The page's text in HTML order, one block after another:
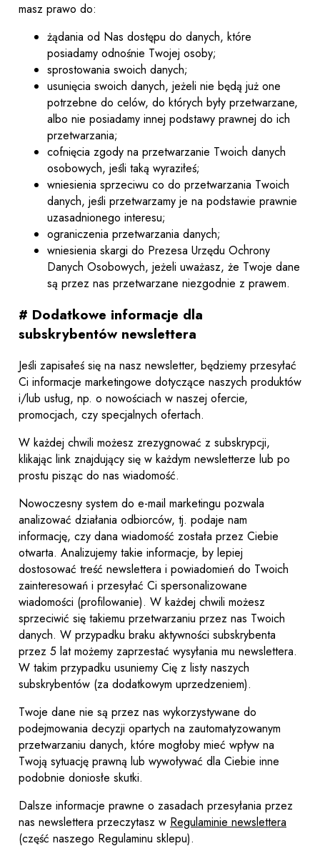
masz prawo do:
żądania od Nas dostępu do danych, które
posiadamy odnośnie Twojej osoby;
sprostowania swoich danych;
usunięcia swoich danych, jeżeli nie będą już one
potrzebne do celów, do których były przetwarzane,
albo nie posiadamy innej podstawy prawnej do ich
przetwarzania;
cofnięcia zgody na przetwarzanie Twoich danych
osobowych, jeśli taką wyraziłeś;
wniesienia sprzeciwu co do przetwarzania Twoich
danych, jeśli przetwarzamy je na podstawie prawnie
uzasadnionego interesu;
ograniczenia przetwarzania danych;
wniesienia skargi do Prezesa Urzędu Ochrony
Danych Osobowych, jeżeli uważasz, że Twoje dane
są przez nas przetwarzane niezgodnie z prawem.
# Dodatkowe informacje dla
subskrybentów newslettera
Jeśli zapisałeś się na nasz newsletter, będziemy przesyłać
Ci informacje marketingowe dotyczące naszych produktów
i/lub usług, np. o nowościach w naszej ofercie,
promocjach, czy specjalnych ofertach.
W każdej chwili możesz zrezygnować z subskrypcji,
klikając link znajdujący się w każdym newsletterze lub po
prostu pisząc do nas wiadomość.
Nowoczesny system do e-mail marketingu pozwala
analizować działania odbiorców, tj. podaje nam
informację, czy dana wiadomość została przez Ciebie
otwarta. Analizujemy takie informacje, by lepiej
dostosować treść newslettera i powiadomień do Twoich
zainteresowań i przesyłać Ci spersonalizowane
wiadomości (profilowanie). W każdej chwili możesz
sprzeciwić się takiemu przetwarzaniu przez nas Twoich
danych. W przypadku braku aktywności subskrybenta
przez 5 lat możemy zaprzestać wysyłania mu newslettera.
W takim przypadku usuniemy Cię z listy naszych
subskrybentów (za dodatkowym uprzedzeniem).
Twoje dane nie są przez nas wykorzystywane do
podejmowania decyzji opartych na zautomatyzowanym
przetwarzaniu danych, które mogłoby mieć wpływ na
Twoją sytuację prawną lub wywoływać dla Ciebie inne
podobnie doniosłe skutki.
Dalsze informacje prawne o zasadach przesyłania przez
nas newslettera przeczytasz w Regulaminie newslettera
(część naszego Regulaminu sklepu).